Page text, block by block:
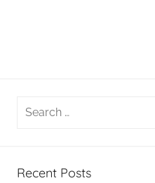
Search
Recent Posts